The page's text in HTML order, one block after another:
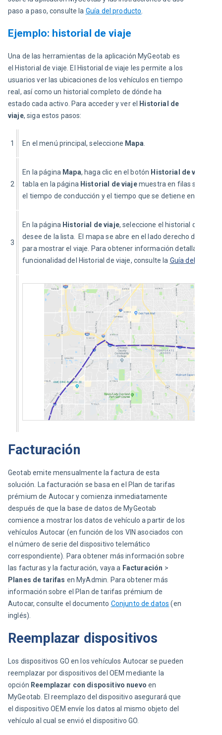
paso a paso, consulte la Guía del producto
Ejemplo: historial de viaje
Una de las herramientas de la aplicación MyGeotab es
el Historial de viaje. El Historial de viaje les permite a los
usuarios ver las ubicaciones de los vehículos en tiempo
real, así como un historial completo de dónde ha
estado cada activo. Para acceder y ver el
Historial de
viaje, siga estos pasos:
1 En el menú principal, seleccione Mapa
2
En la página Mapa, haga clic en el botón Historial de viaje
tabla en la página Historial de viaje muestra en filas
el tiempo de conducción y el tiempo que se detiene en cada
3
En la página Historial de viaje, seleccione el historial de viaje
desee de la lista.  El mapa se abre en el lado derecho de la
para mostrar el viaje. Para obtener información detallada
funcionalidad del Historial de viaje, consulte la Guía del
Facturación
Geotab emite mensualmente la factura de esta
solución. La facturación se basa en el Plan de tarifas
prémium de Autocar y comienza inmediatamente
después de que la base de datos de MyGeotab
comience a mostrar los datos de vehículo a partir de los
vehículos Autocar (en función de los VIN asociados con
el número de serie del dispositivo telemático
correspondiente). Para obtener más información sobre
las facturas y la facturación, vaya a Facturación >
Planes de tarifas en MyAdmin. Para obtener más
información sobre el Plan de tarifas prémium de
Autocar, consulte el documento Conjunto de datos (en
inglés).
Reemplazar dispositivos
Los dispositivos GO en los vehículos Autocar se pueden
reemplazar por dispositivos del OEM mediante la
opción Reemplazar con dispositivo nuevo en
MyGeotab. El reemplazo del dispositivo asegurará que
el dispositivo OEM envíe los datos al mismo objeto del
vehículo al cual se envió el dispositivo GO.